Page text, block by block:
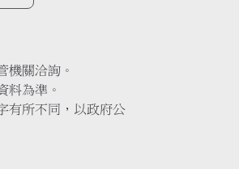
機關洽詢。
料為準。
有所不同，以政府公